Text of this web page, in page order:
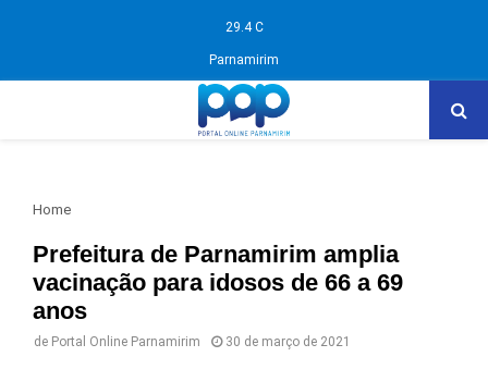
29.4 C
Parnamirim
Home
Prefeitura de Parnamirim amplia
vacinação para idosos de 66 a 69
anos
de Portal Online Parnamirim 30 de março de 2021